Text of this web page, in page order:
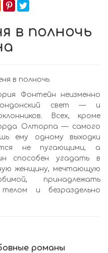
в полночь
в полночь
Фонтейн неизменно
свет — и
Всех, кроме
Олторпа — самого
ему одному выходки
не пугающими, а
способен угадать в
женщину, мечтающую
принадлежать
и безраздельно
романы